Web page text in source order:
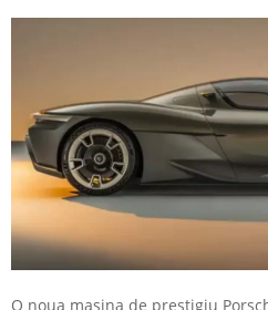
O noua masina de prestigiu